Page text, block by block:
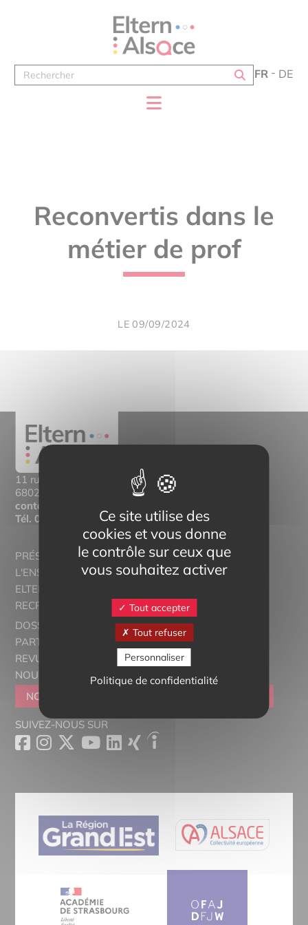
FR DE
Reconvertis dans le
métier de prof
LE 09/09/2024
11 rue Mittlerweg,
68025 Colmar Cedex
contact@eltern-bilinguisme.org
Tél. 03 89 20 46 74
PRÉSENTATION
L'ENSEIGNEMENT BILINGUE
ELTERN ALSACE - EUROSTAGES
RECRUTORRS
DOSSIERS THÉMATIQUES
PARTENAIRES
REVUE DE PRESSE
NOUS CONTACTER
NOUS REJOINDRE
SUIVEZ-NOUS SUR
Ce site utilise des
cookies et vous donne
le contrôle sur ceux que
vous souhaitez activer
Tout accepter
Tout refuser
Personnaliser
Politique de confidentialité